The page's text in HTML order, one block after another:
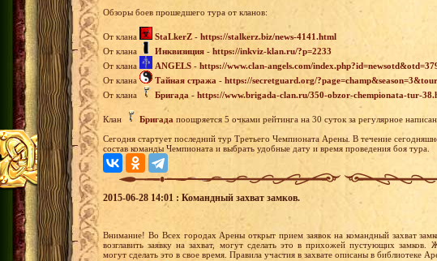
Обзоры боев прошедшего тура от кланов:
От клана StaLkerZ - https://stalkerz.biz/news-4141.html
От клана
Инквизиция - https://inkviz-klan.ru/?p=2233
От клана
ANGELS - https://www.clan-angels.com/
От клана
Тайная стража - https://secretguard.org/
От клана
Бригада - https://www.brigada-clan.ru/350-obzor-chempionata-tur-
Клан Бригада поощряется 5 очками рейтинга на 30 суток за регулярное
Сегодня стартует последний тур Третьего Чемпионата Арены. В течение
состав команды Чемпионата и выбрать удобные дату и время проведения боя тура.
2015-06-28 14:01 : Командный захват замков.
Внимание! Во Всех городах Арены открыт прием заявок на командный захват
возглавить заявку на захват, могут сделать это в прихожей пустующих замков.
могут сделать это в свое время. Правила участия в захвате описаны в библиотеке